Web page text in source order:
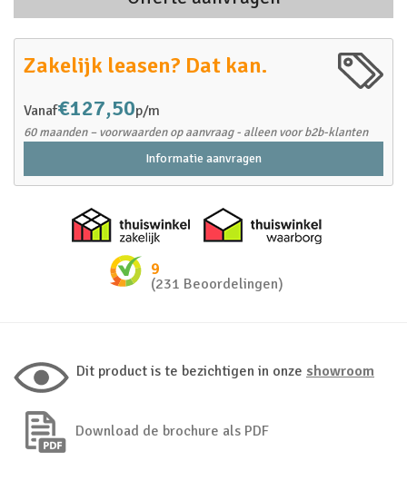
Zakelijk leasen? Dat kan.
Vanaf€127,50p/m
60 maanden – voorwaarden op aanvraag - alleen voor b2b-klanten
Informatie aanvragen
Thuiswinkel zakelijk
9
(231 Beoordelingen)
Dit product is te bezichtigen in onze showroom
Download de brochure als PDF